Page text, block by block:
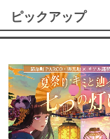
ピックアップ